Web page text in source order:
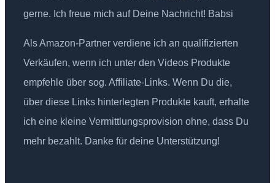
gerne. Ich freue mich auf Deine Nachricht! Babsi
Als Amazon-Partner verdiene ich an qualifizierten
Verkäufen, wenn ich unter den Videos Produkte
empfehle über sog. Affiliate-Links. Wenn Du die,
über diese Links hinterlegten Produkte kauft, erhalte
ich eine kleine Vermittlungsprovision ohne, dass Du
mehr bezahlt. Danke für deine Unterstützung!